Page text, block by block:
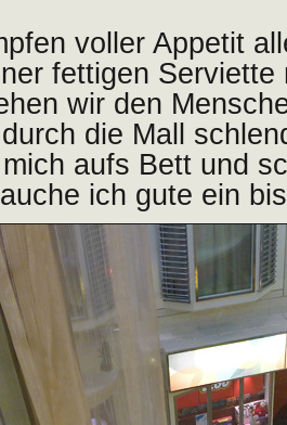
voller Appetit
fettigen
wir den
die Mall
mich aufs Bett und
ich gute ein